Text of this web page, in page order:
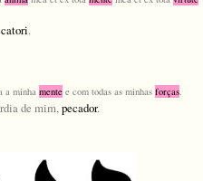
.
a minha mente e com todas as minhas forças.
de mim,pecador.